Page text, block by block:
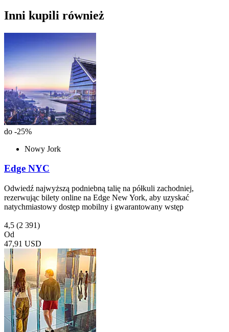
Inni kupili również
do -25%
Nowy Jork
Edge NYC
Odwiedź najwyższą podniebną talię na półkuli zachodniej,
rezerwując bilety online na Edge New York, aby uzyskać
natychmiastowy dostęp mobilny i gwarantowany wstęp
4,5 (2 391)
Od
47,91 USD